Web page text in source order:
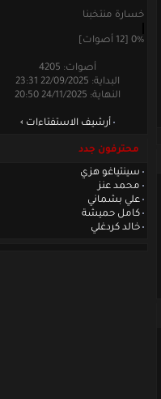
خسارة منتخبنا
0% [12 أصوات]
أصوات: 4205
البداية: 22/09/2025 23:31
النهاية: 24/11/2025 20:50
أرشيف الاستفتاءات
محترفون جدد
سينتياغو هزي
محمد عنز
علي بشماني
كامل حميشة
خالد كردغلي